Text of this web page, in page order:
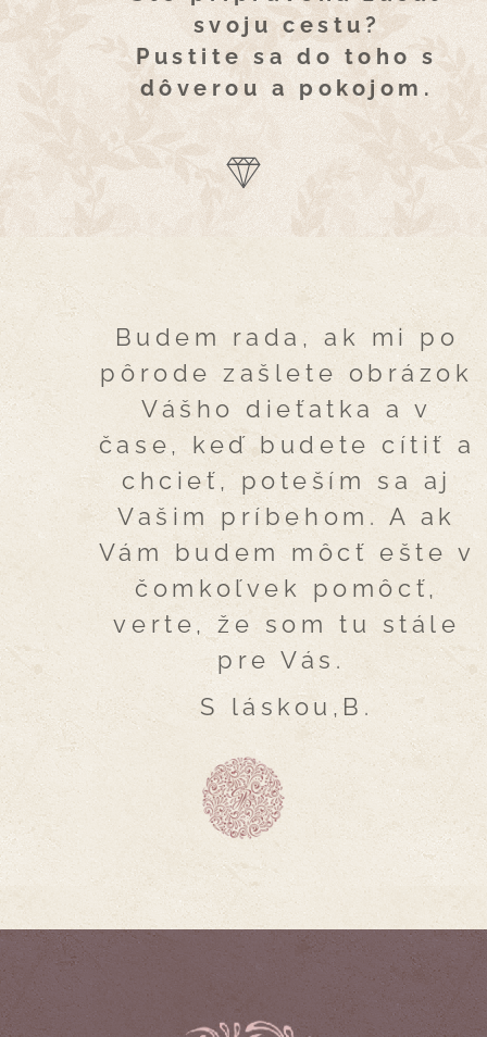
svoju cestu?
Pustite sa do toho s
dôverou a pokojom.
Budem rada, ak mi po
pôrode zašlete obrázok
Vášho dieťatka a v
čase, keď budete cítiť a
chcieť, poteším sa aj
Vašim príbehom. A ak
Vám budem môcť ešte v
čomkoľvek pomôcť,
verte, že som tu stále
pre Vás.
S láskou,B.